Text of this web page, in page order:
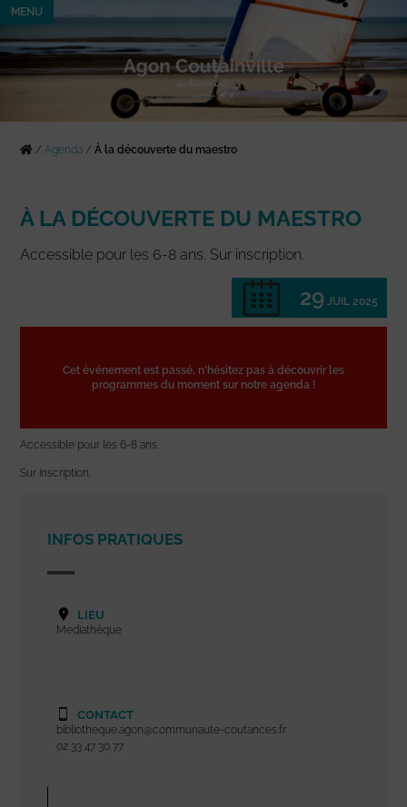
MENU
/Agenda /À la découverte du maestro
À LA DÉCOUVERTE DU MAESTRO
Accessible pour les 6-8 ans. Sur inscription.
29 JUIL 2025
Cet événement est passé, n'hésitez pas à découvrir les
programmes du moment sur notre agenda !
Accessible pour les 6-8 ans.
Sur inscription.
INFOS PRATIQUES
LIEU
Mediathèque
CONTACT
bibliotheque.agon@communaute-coutances.fr
02 33 47 30 77